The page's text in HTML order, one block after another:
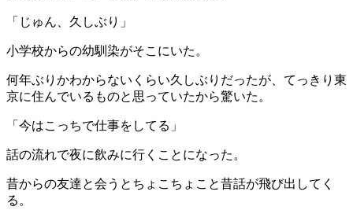
「じゅん、久しぶり」
小学校からの幼馴染がそこにいた。
何年ぶりかわからないくらい久しぶりだったが、てっきり東
京に住んでいるものと思っていたから驚いた。
「今はこっちで仕事をしてる」
話の流れで夜に飲みに行くことになった。
昔からの友達と会うとちょこちょこと昔話が飛び出してく
る。